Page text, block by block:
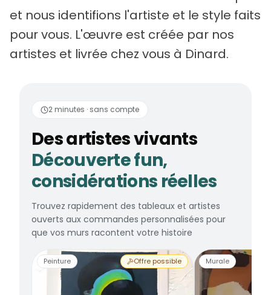
et nous identifions l'artiste et le style faits
pour vous. L'œuvre est créée par nos
artistes et livrée chez vous à Dinard.
Des artistes vivants
2 minutes · sans compte
Des artistes vivants
Découverte fun,
considérations réelles
Trouvez rapidement des tableaux et artistes
ouverts aux commandes personnalisées pour
que vos murs racontent votre histoire
Peinture Offre possible Murale